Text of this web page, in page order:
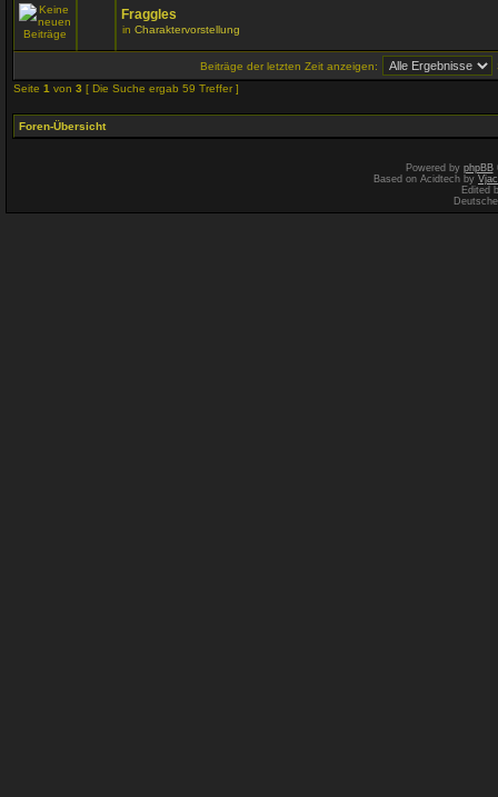
Fraggles
in Charaktervorstellung
Beiträge der letzten Zeit anzeigen:
Seite 1 von 3 [ Die Suche ergab 59 Treffer ]
Foren-Übersicht
Powered by phpBB
Based on Acidtech by
Edited